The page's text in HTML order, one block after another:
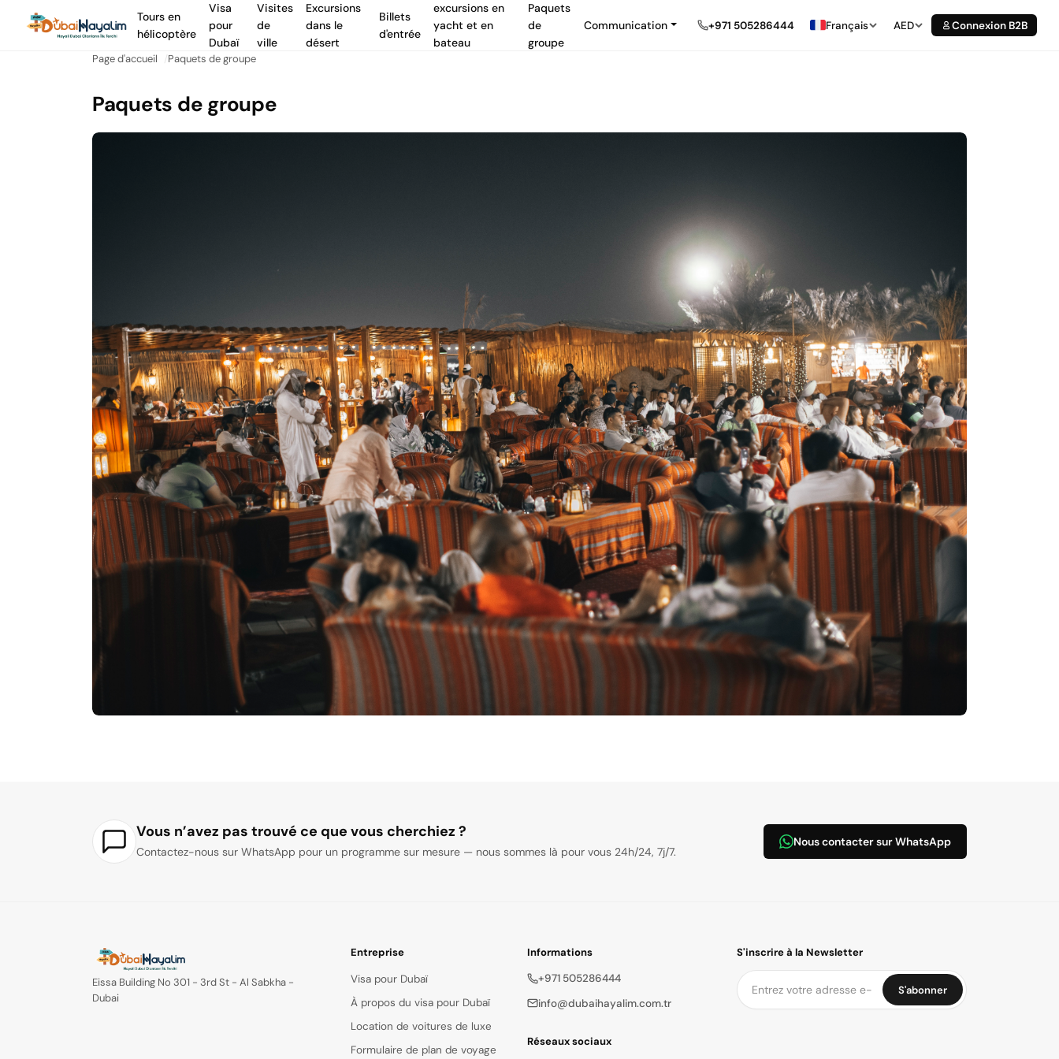
Tours en
hélicoptère
Visa
pour
Dubaï
Visites
de
ville
Excursions
dans le
désert
Billets
d'entrée
excursions en
yacht et en
bateau
Paquets
de
groupe
Communication +971 505286444 Français AED Connexion B2B
Page d'accueil Paquets de groupe
Paquets de groupe
Vous n’avez pas trouvé ce que vous cherchiez ?
Contactez-nous sur WhatsApp pour un programme sur mesure — nous sommes là pour vous 24h/24, 7j/7.
Nous contacter sur WhatsApp
Eissa Building No 301 - 3rd St - Al Sabkha -
Dubai
Entreprise
Visa pour Dubaï
À propos du visa pour Dubaï
Location de voitures de luxe
Formulaire de plan de voyage
Informations
+971 505286444
info@dubaihayalim.com.tr
Réseaux sociaux
S'inscrire à la Newsletter
S'abonner